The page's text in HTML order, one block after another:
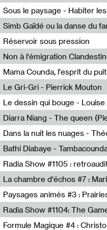
Kanal103
Nastassja Martin
Pierrick Mouton,Simb Gaïdé
Réservoir sous pression
Eden Tinto Collins,Rukku
Pierrick Mouton
Le Gri-Gri - Pierrick Mouton
Pierrick Mouton
Le dessin qui bouge - Louise
Louise Guégan
Diarra Niang - The queen
Pierrick Mouton,Diarra Niang
Théo Robine-Langlois,LD
Pierrick Mouton,Bathi
Radia Show #1105 :
Soundart Radio
La chambre d'échos #7 :
Revue Les Chambres,Marie-
Anne Simon
Radia Show #1104: The
Radio One NZ
Formule Magique #4 :